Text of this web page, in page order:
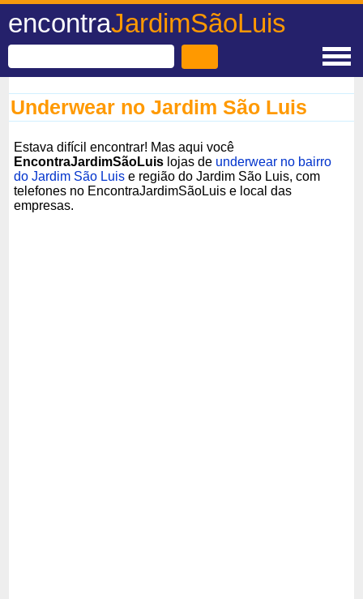
encontraJardimSãoLuis
Underwear no Jardim São Luis
Estava difícil encontrar! Mas aqui você
EncontraJardimSãoLuis lojas de underwear no bairro
do Jardim São Luis e região do Jardim São Luis, com
telefones no EncontraJardimSãoLuis e local das
empresas.